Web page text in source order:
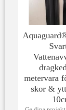
metervara
skor &